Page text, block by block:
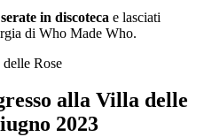
in discoteca e lasciati
di Who Made Who.
Rose
alla Villa delle
2023